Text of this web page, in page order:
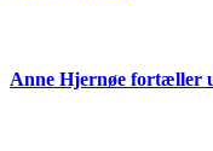
Anne Hjernøe fortæller